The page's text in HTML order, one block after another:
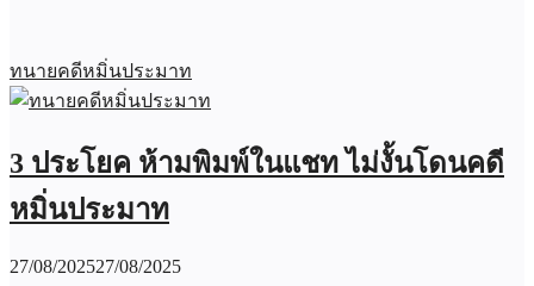
ทนายคดีหมิ่นประมาท
3 ประโยค ห้ามพิมพ์ในแชท ไม่งั้นโดนคดี
หมิ่นประมาท
27/08/202527/08/2025